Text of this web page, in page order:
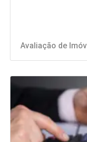
Avaliação de